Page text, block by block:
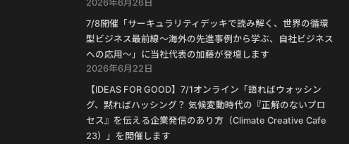
2026年6月26日
7/8開催「サーキュラリティデッキで読み解く、世界の循環
型ビジネス最前線〜海外の先進事例から学ぶ、自社ビジネス
への応用〜」に当社代表の加藤が登壇します
2026年6月22日
【IDEAS FOR GOOD】7/1オンライン「語ればウォッシン
グ、黙ればハッシング？ 気候変動時代の『正解のないプロ
セス』を伝える企業発信のあり方（Climate Creative Cafe
23）」を開催します